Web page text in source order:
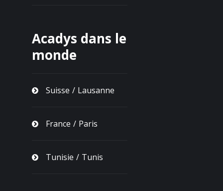
Acadys dans le
monde
Suisse / Lausanne
France / Paris
Tunisie / Tunis